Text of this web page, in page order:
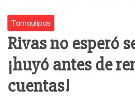
Tamaulipas
Rivas no esperó
¡huyó antes de
cuentas!